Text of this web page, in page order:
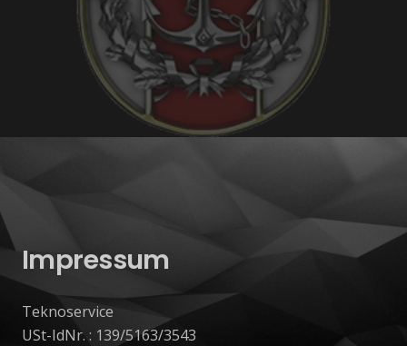
Impressum
Teknoservice
USt-IdNr. : 139/5163/3543